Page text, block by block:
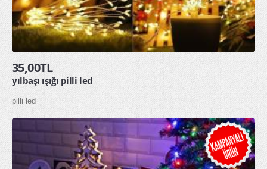
35,00TL
yılbaşı ışığı pilli led
pilli led